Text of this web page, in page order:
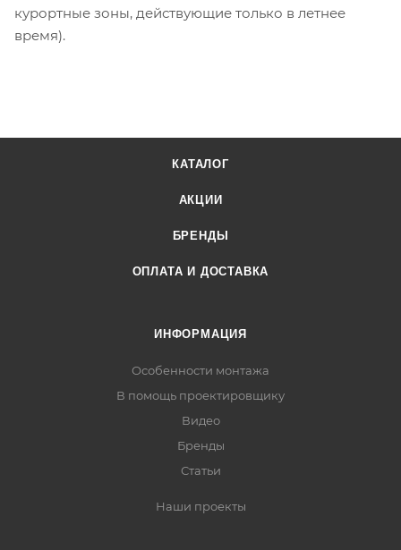
курортные зоны, действующие только в летнее
время).
КАТАЛОГ
АКЦИИ
БРЕНДЫ
ОПЛАТА И ДОСТАВКА
ИНФОРМАЦИЯ
Особенности монтажа
В помощь проектировщику
Видео
Бренды
Статьи
Наши проекты